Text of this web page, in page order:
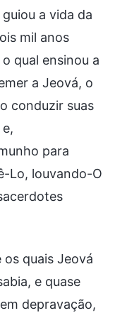
a vida da
mil anos
qual ensinou a
a Jeová, o
conduzir suas
para
Lo, louvando-O
quais Jeová
e quase
depravação,